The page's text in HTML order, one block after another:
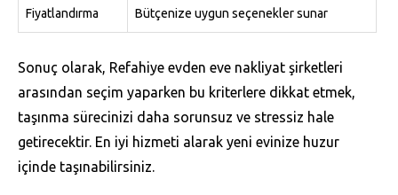
Fiyatlandırma Bütçenize uygun seçenekler sunar
Sonuç olarak, Refahiye evden eve nakliyat şirketleri
arasından seçim yaparken bu kriterlere dikkat etmek,
taşınma sürecinizi daha sorunsuz ve stressiz hale
getirecektir. En iyi hizmeti alarak yeni evinize huzur
içinde taşınabilirsiniz.